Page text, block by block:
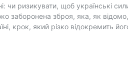
чи ризикувати, щоб українські
заборонена зброя, яка, як
крок, який різко відокремить